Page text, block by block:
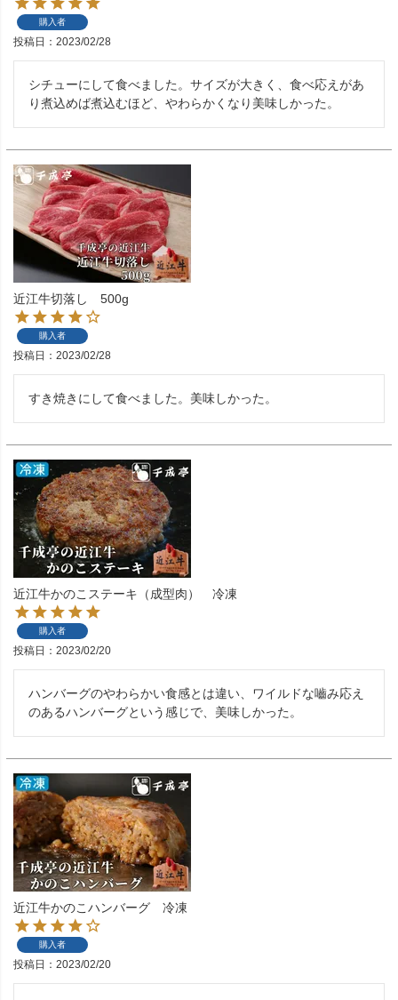
購入者
投稿日 2023/02/28
シチューにして食べました。サイズが大きく、食べ応えがあ
り煮込めば煮込むほど、やわらかくなり美味しかった。
近江牛切落し 500g
購入者
投稿日 2023/02/28
すき焼きにして食べました。美味しかった。
近江牛かのこステーキ（成型肉） 冷凍
購入者
投稿日 2023/02/20
ハンバーグのやわらかい食感とは違い、ワイルドな嚙み応え
のあるハンバーグという感じで、美味しかった。
近江牛かのこハンバーグ 冷凍
購入者
投稿日 2023/02/20